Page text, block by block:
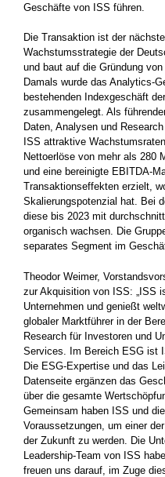
Geschäfte von ISS führen.
Die Transaktion ist der
Wachstumsstrategie der
und baut auf die Gründung
Damals wurde das Analytics-
bestehenden Indexgeschäft
zusammengelegt. Als
Daten, Analysen und
ISS attraktive
Nettoerlöse von mehr als 280
und eine bereinigte EBITDA-
Transaktionseffekten erzielt,
Skalierungspotenzial hat. Bei
diese bis 2023 mit
organisch wachsen. Die
separates Segment im
Theodor Weimer,
zur Akquisition von ISS: „ISS
Unternehmen und genießt
globaler Marktführer in der
Research für Investoren und
Services. Im Bereich ESG ist
Die ESG-Expertise und das
Datenseite ergänzen das
über die gesamte
Gemeinsam haben ISS und
Voraussetzungen, um einer
der Zukunft zu werden. Die
Leadership-Team von ISS
freuen uns darauf, im Zuge